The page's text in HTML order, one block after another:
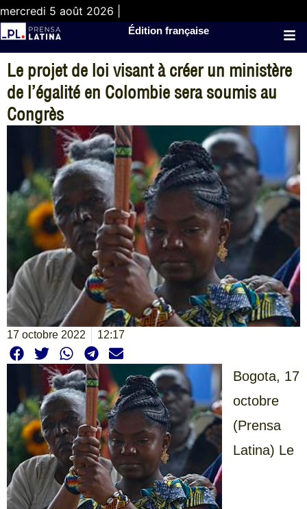
mercredi 5 août 2026 |
Édition française
Le projet de loi visant à créer un ministère
de l’égalité en Colombie sera soumis au
Congrès
17 octobre 2022 12:17
Bogota, 17
octobre
(Prensa
Latina) Le